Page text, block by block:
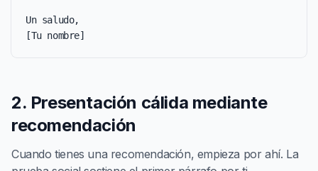
Un saludo,
[Tu nombre]
2. Presentación cálida mediante
recomendación
Cuando tienes una recomendación, empieza por ahí. La